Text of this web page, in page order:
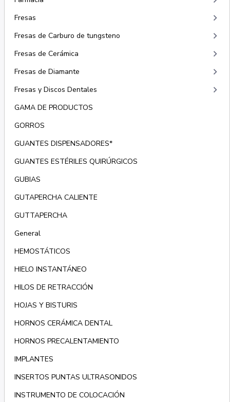
Fresas keyboard_arrow_right
Fresas de Carburo de tungsteno keyboard_arrow_right
Fresas de Cerámica keyboard_arrow_right
Fresas de Diamante keyboard_arrow_right
Fresas y Discos Dentales keyboard_arrow_right
GAMA DE PRODUCTOS
GORROS
GUANTES DISPENSADORES*
GUANTES ESTÉRILES QUIRÚRGICOS
GUBIAS
GUTAPERCHA CALIENTE
GUTTAPERCHA
General
HEMOSTÁTICOS
HIELO INSTANTÁNEO
HILOS DE RETRACCIÓN
HOJAS Y BISTURIS
HORNOS CERÁMICA DENTAL
HORNOS PRECALENTAMIENTO
IMPLANTES
INSERTOS PUNTAS ULTRASONIDOS
INSTRUMENTO DE COLOCACIÓN